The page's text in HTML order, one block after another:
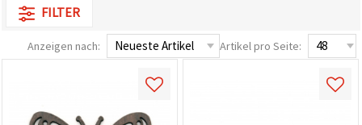
sicherzustellen,
verbessern
FILTER
Anzeigen nach: Artikel pro Seite: